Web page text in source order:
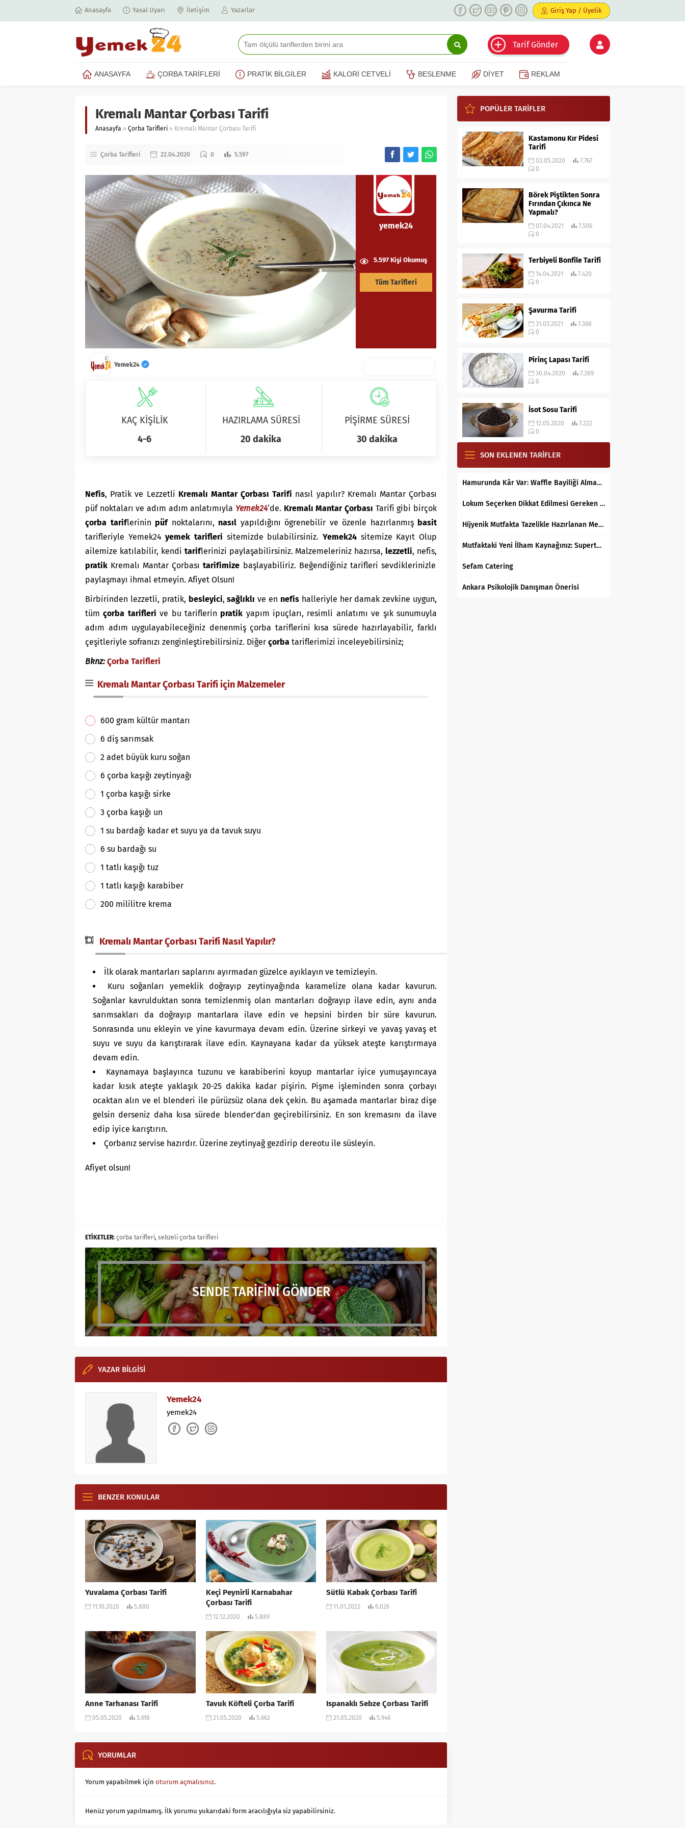
Anasayfa Yasal Uyarı İletişim Yazarlar Giriş Yap / Üyelik
Tarif Gönder
ANASAYFA ÇORBA TARİFLERİ PRATİK BİLGİLER KALORİ CETVELİ BESLENME DİYET REKLAM
Kremalı Mantar Çorbası Tarifi
Anasayfa » Çorba Tarifleri » Kremalı Mantar Çorbası Tarifi
Çorba Tarifleri 22.04.2020 0 5.597
yemek24
5.597 Kişi Okumuş
Tüm Tarifleri
Yemek24
KAÇ KİŞİLİK
4-6
HAZIRLAMA SÜRESİ
20 dakika
PİŞİRME SÜRESİ
30 dakika
Nefis, Pratik ve Lezzetli Kremalı Mantar Çorbası Tarifi nasıl yapılır? Kremalı Mantar Çorbası
püf noktaları ve adım adım anlatımıyla Yemek24‘de. Kremalı Mantar Çorbası Tarifi gibi birçok
çorba tariflerinin püfnoktalarını, nasıl yapıldığını ögrenebilir ve özenle hazırlanmış basit
tarifleriyle Yemek24yemek tarifleri sitemizde bulabilirsiniz.Yemek24 sitemize Kayıt Olup
ailemize katılabilir, kendi tariflerinizi paylaşabilirsiniz. Malzemeleriniz hazırsa,lezzetli, nefis,
pratik Kremalı Mantar Çorbasıtarifimize başlayabiliriz. Beğendiğiniz tarifleri sevdiklerinizle
paylaşmayı ihmal etmeyin. Afiyet Olsun!
Birbirinden lezzetli, pratik, besleyici,sağlıklı ve en nefishalleriyle her damak zevkine uygun,
tümçorba tarifleri ve bu tariflerin pratik yapım ipuçları, resimli anlatımı ve şık sunumuyla
adım adım uygulayabileceğiniz denenmiş çorba tariflerini kısa sürede hazırlayabilir, farklı
çeşitleriyle sofranızı zenginleştirebilirsiniz. Diğer çorba tariflerimizi inceleyebilirsiniz;
Bknz: Çorba Tarifleri
Kremalı Mantar Çorbası Tarifi için Malzemeler
600 gram kültür mantarı
6 diş sarımsak
2 adet büyük kuru soğan
6 çorba kaşığı zeytinyağı
1 çorba kaşığı sirke
3 çorba kaşığı un
1 su bardağı kadar et suyu ya da tavuk suyu
6 su bardağı su
1 tatlı kaşığı tuz
1 tatlı kaşığı karabiber
200 mililitre krema
Kremalı Mantar Çorbası Tarifi Nasıl Yapılır?
İlk olarak mantarları saplarını ayırmadan güzelce ayıklayın ve temizleyin.
Kuru soğanları yemeklik doğrayıp zeytinyağında karamelize olana kadar kavurun.
Soğanlar kavrulduktan sonra temizlenmiş olan mantarları doğrayıp ilave edin, aynı anda
sarımsakları da doğrayıp mantarlara ilave edin ve hepsini birden bir süre kavurun.
Sonrasında unu ekleyin ve yine kavurmaya devam edin. Üzerine sirkeyi ve yavaş yavaş et
suyu ve suyu da karıştırarak ilave edin. Kaynayana kadar da yüksek ateşte karıştırmaya
devam edin.
Kaynamaya başlayınca tuzunu ve karabiberini koyup mantarlar iyice yumuşayıncaya
kadar kısık ateşte yaklaşık 20-25 dakika kadar pişirin. Pişme işleminden sonra çorbayı
ocaktan alın ve el blenderi ile pürüzsüz olana dek çekin. Bu aşamada mantarlar biraz dişe
gelsin derseniz daha kısa sürede blender’dan geçirebilirsiniz. En son kremasını da ilave
edip iyice karıştırın.
Çorbanız servise hazırdır. Üzerine zeytinyağ gezdirip dereotu ile süsleyin.
Afiyet olsun!
ETİKETLER: çorba tarifleri, sebzeli çorba tarifleri
SENDE TARİFİNİ GÖNDER
YAZAR BİLGİSİ
Yemek24
yemek24
BENZER KONULAR
Yuvalama Çorbası Tarifi
11.10.2020 5.880
Keçi Peynirli Karnabahar
Çorbası Tarifi
12.12.2020 5.889
Sütlü Kabak Çorbası Tarifi
11.01.2022 6.026
Anne Tarhanası Tarifi
05.05.2020 5.618
Tavuk Köfteli Çorba Tarifi
21.05.2020 5.662
Ispanaklı Sebze Çorbası Tarifi
21.05.2020 5.946
YORUMLAR
Yorum yapabilmek için oturum açmalısınız.
Henüz yorum yapılmamış. İlk yorumu yukarıdaki form aracılığıyla siz yapabilirsiniz.
POPÜLER TARİFLER
Kastamonu Kır Pidesi
Tarifi
03.05.2020
7.767
0
Börek Piştikten Sonra
Fırından Çıkınca Ne
Yapmalı?
07.04.2021
7.506
0
Terbiyeli Bonfile Tarifi
14.04.2021
7.420
0
Şavurma Tarifi
31.03.2021
7.368
0
Pirinç Lapası Tarifi
30.04.2020
7.289
0
İsot Sosu Tarifi
12.05.2020
7.222
0
SON EKLENEN TARİFLER
Hamurunda Kâr Var: Waffle Bayiliği Almak Mantıklı mı?
Lokum Seçerken Dikkat Edilmesi Gereken 7 Temel Kriter
Hijyenik Mutfakta Tazelikle Hazırlanan Mersin Tantunisi
Mutfaktaki Yeni İlham Kaynağınız: Supertarifler.com ile Tanışın
Sefam Catering
Ankara Psikolojik Danışman Önerisi